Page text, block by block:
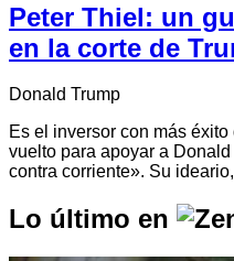
Peter Thiel: un
en la corte de
Donald Trump
Es el inversor con más
vuelto para apoyar a
contra corriente». Su
Lo último en